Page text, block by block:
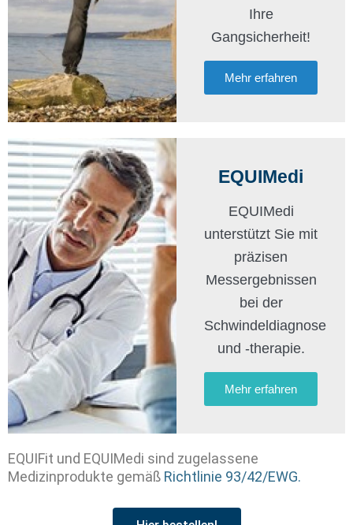
Ihre
Gangsicherheit!
Mehr erfahren
EQUIMedi
EQUIMedi
unterstützt Sie mit
präzisen
Messergebnissen
bei der
Schwindeldiagnose
und -therapie.
Mehr erfahren
EQUIFit und EQUIMedi sind zugelassene
Medizinprodukte gemäß Richtlinie 93/42/EWG.